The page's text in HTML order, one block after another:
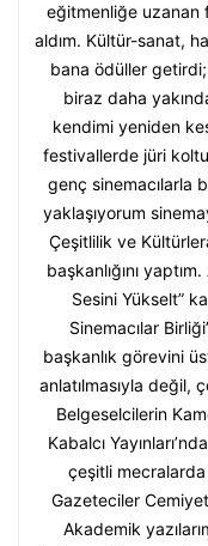
eğitmenliğe uzanan
aldım. Kültür-sanat,
bana ödüller getirdi;
biraz daha
kendimi yeniden
festivallerde jüri
genç sinemacılarla
yaklaşıyorum
Çeşitlilik ve
başkanlığını
Sesini Yükselt”
Sinemacılar
başkanlık görevini
anlatılmasıyla değil,
Belgeselcilerin
Kabalcı
çeşitli
Gazeteciler
Akademik